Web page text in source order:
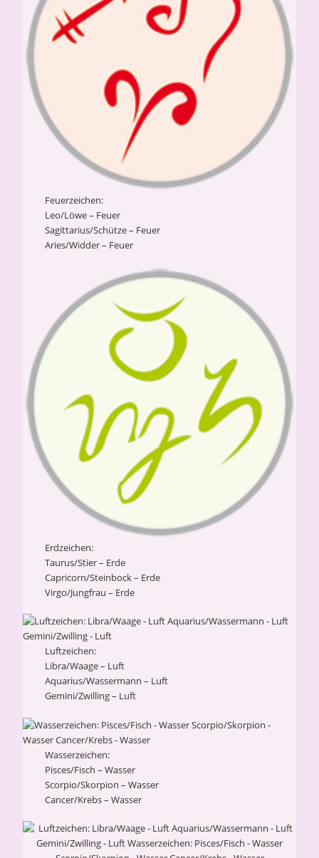
Feuerzeichen:
Leo/Löwe – Feuer
Sagittarius/Schütze – Feuer
Aries/Widder – Feuer
Erdzeichen:
Taurus/Stier – Erde
Capricorn/Steinbock – Erde
Virgo/Jungfrau – Erde
Luftzeichen:
Libra/Waage – Luft
Aquarius/Wassermann – Luft
Gemini/Zwilling – Luft
Wasserzeichen:
Pisces/Fisch – Wasser
Scorpio/Skorpion – Wasser
Cancer/Krebs – Wasser